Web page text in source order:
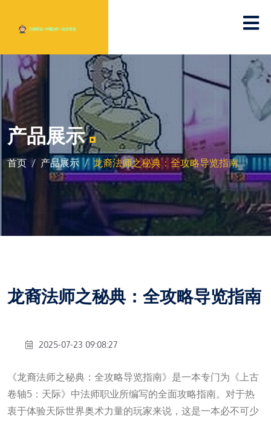
产品展示
首页 产品展示 龙裔法师之秘典：全攻略导览指南
龙裔法师之秘典：全攻略导览指南
2025-07-23 09:08:27
《龙裔法师之秘典：全攻略导览指南》是一本专门为《上古
卷轴5：天际》中法师职业所编写的全面攻略指南。对于热
衷于体验天际世界奥术力量的玩家来说，这是一本必不可少